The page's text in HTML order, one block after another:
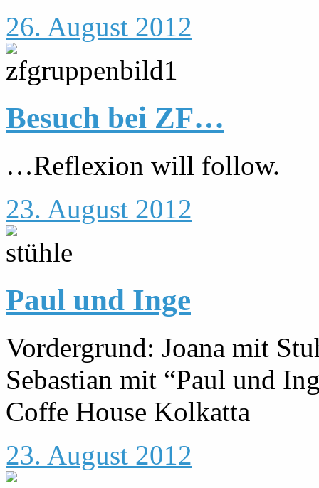
26. August 2012
Besuch bei ZF…
…Reflexion will follow.
23. August 2012
Paul und Inge
Vordergrund: Joana mit
Sebastian mit “Paul und
Coffe House Kolkatta
23. August 2012